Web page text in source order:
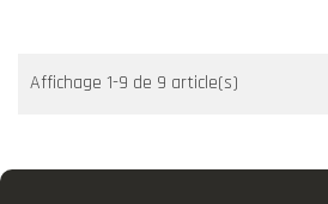
Affichage 1-9 de 9 article(s)